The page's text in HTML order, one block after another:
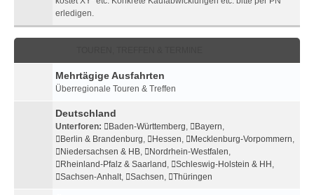
erledigen.
Mehrtägige Ausfahrten
Überregionale Touren & Treffen
Deutschland
Unterforen: Baden-Württemberg, Bayern,
Berlin & Brandenburg, Hessen, Mecklenburg-Vorpommern,
Niedersachsen & HB, Nordrhein-Westfalen,
Rheinland-Pfalz & Saarland , Schleswig-Holstein & HH ,
Sachsen-Anhalt, Sachsen, Thüringen